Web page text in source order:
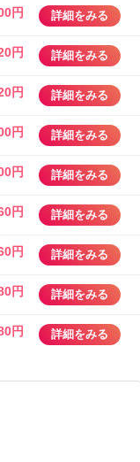
円 詳細をみる
円 詳細をみる
円 詳細をみる
円 詳細をみる
円 詳細をみる
円 詳細をみる
円 詳細をみる
円 詳細をみる
円 詳細をみる